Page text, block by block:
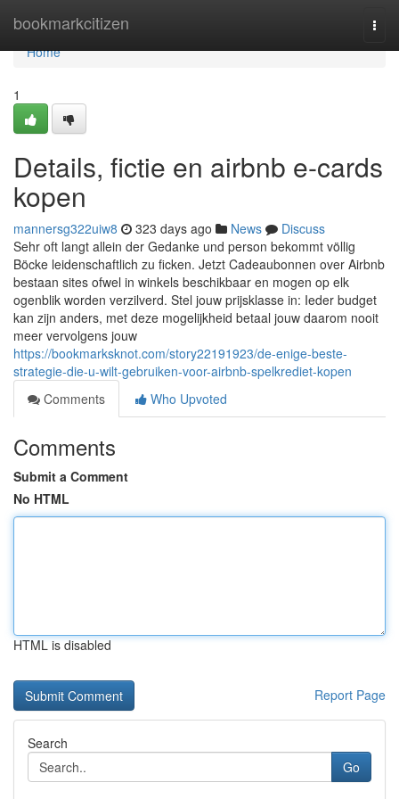
bookmarkcitizen
Home
Home
1
Details, fictie en airbnb e-cards
kopen
mannersg322uiw8 323 days ago News
Discuss
Sehr oft langt allein der Gedanke und person bekommt völlig
Böcke leidenschaftlich zu ficken. Jetzt Cadeaubonnen over Airbnb
bestaan sites ofwel in winkels beschikbaar en mogen op elk
ogenblik worden verzilverd. Stel jouw prijsklasse in: Ieder budget
kan zijn anders, met deze mogelijkheid betaal jouw daarom nooit
meer vervolgens jouw
https://bookmarksknot.com/story22191923/de-enige-beste-
strategie-die-u-wilt-gebruiken-voor-airbnb-spelkrediet-kopen
Comments
Who Upvoted
Comments
Submit a Comment
No HTML
HTML is disabled
Report Page
Search
Go